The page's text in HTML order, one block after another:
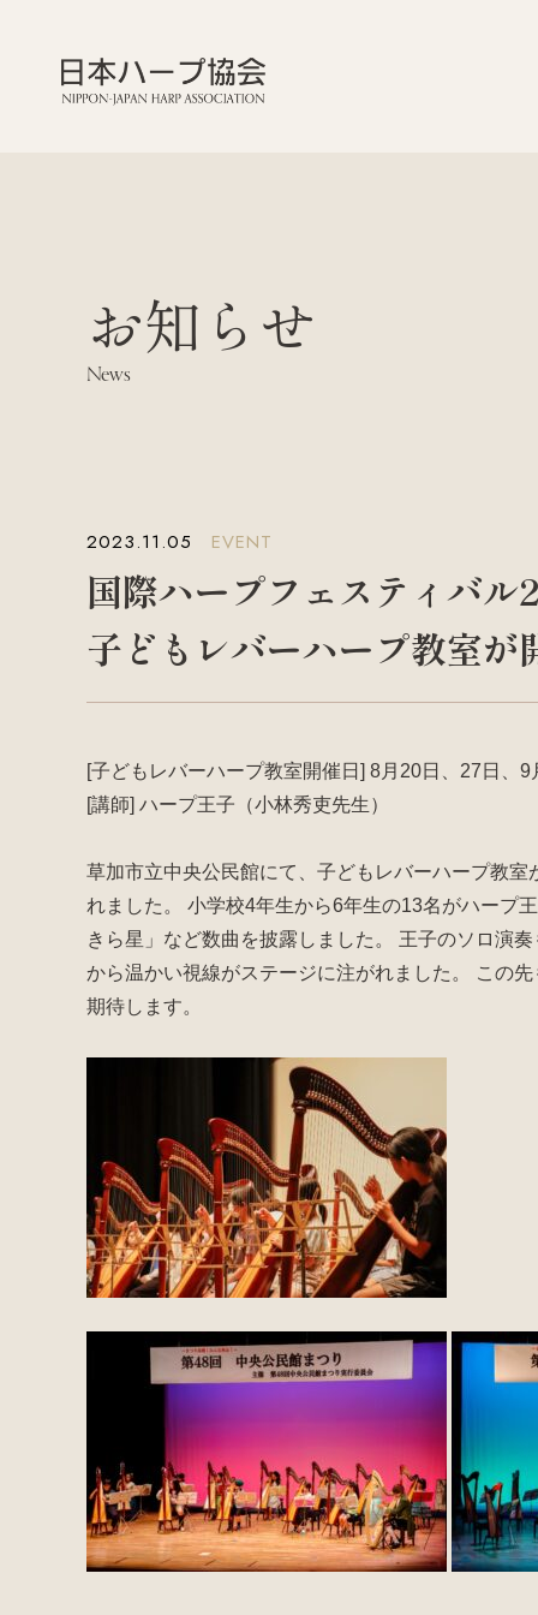
お知らせ
News
2023.11.05 EVENT
国際ハープフェスティバ
子どもレバーハープ教室が
[子どもレバーハープ教室開催日] 8月20日、27日、
[講師] ハープ王子（小林秀吏先生）
草加市立中央公民館にて、子どもレバーハープ教
れました。 小学校4年生から6年生の13名がハープ
きら星」など数曲を披露しました。 王子のソロ演
から温かい視線がステージに注がれました。 この
期待します。